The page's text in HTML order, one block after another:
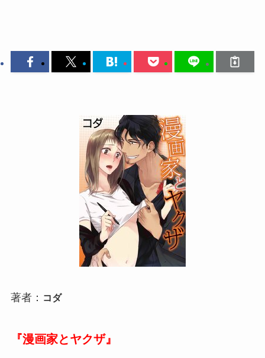
著者： コダ
『漫画家とヤクザ』